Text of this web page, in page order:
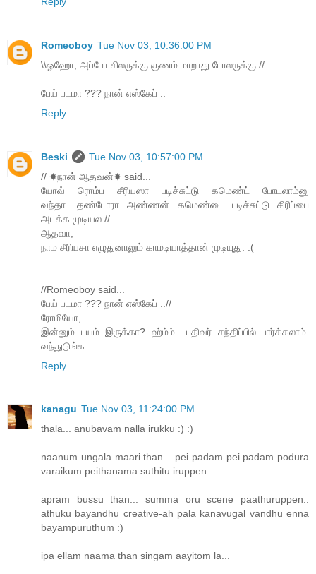
Romeoboy Tue Nov 03, 10:36:00 PM
\\ஓஹோ, அப்போ சிலருக்கு குணம் மாறாது போலருக்கு.//
பேய் படமா ??? நான் எஸ்கேப் ..
Reply
Beski
Tue Nov 03, 10:57:00 PM
// ☀நான் ஆதவன்☀ said...
யோவ் ரொம்ப சீரியஸா படிச்சுட்டு கமெண்ட் போடலாம்னு
வந்தா....தண்டோரா அண்ணன் கமெண்டை படிச்சுட்டு சிரிப்பை
அடக்க முடியல.//
ஆதவா,
நாம சீரியசா எழுதுனாலும் காமடியாத்தான் முடியுது. :(
//Romeoboy said...
பேய் படமா ??? நான் எஸ்கேப் ..//
ரோமியோ,
இன்னும் பயம் இருக்கா? ஹ்ம்ம்.. பதிவர் சந்திப்பில் பார்க்கலாம்.
வந்துடுங்க.
Reply
kanagu Tue Nov 03, 11:24:00 PM
thala... anubavam nalla irukku :) :)
naanum ungala maari than... pei padam pei padam podura
varaikum peithanama suthitu iruppen....
apram bussu than... summa oru scene paathuruppen..
athuku bayandhu creative-ah pala kanavugal vandhu enna
bayampuruthum :)
ipa ellam naama than singam aayitom la...